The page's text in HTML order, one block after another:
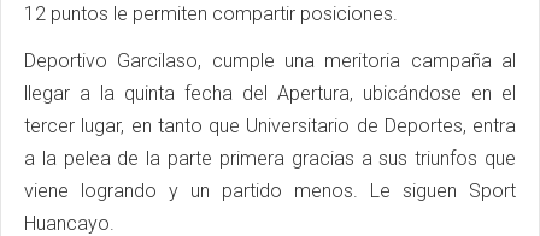
12 puntos le permiten compartir posiciones.
Deportivo Garcilaso, cumple una meritoria campaña al
llegar a la quinta fecha del Apertura, ubicándose en el
tercer lugar, en tanto que Universitario de Deportes, entra
a la pelea de la parte primera gracias a sus triunfos que
viene logrando y un partido menos. Le siguen Sport
Huancayo.